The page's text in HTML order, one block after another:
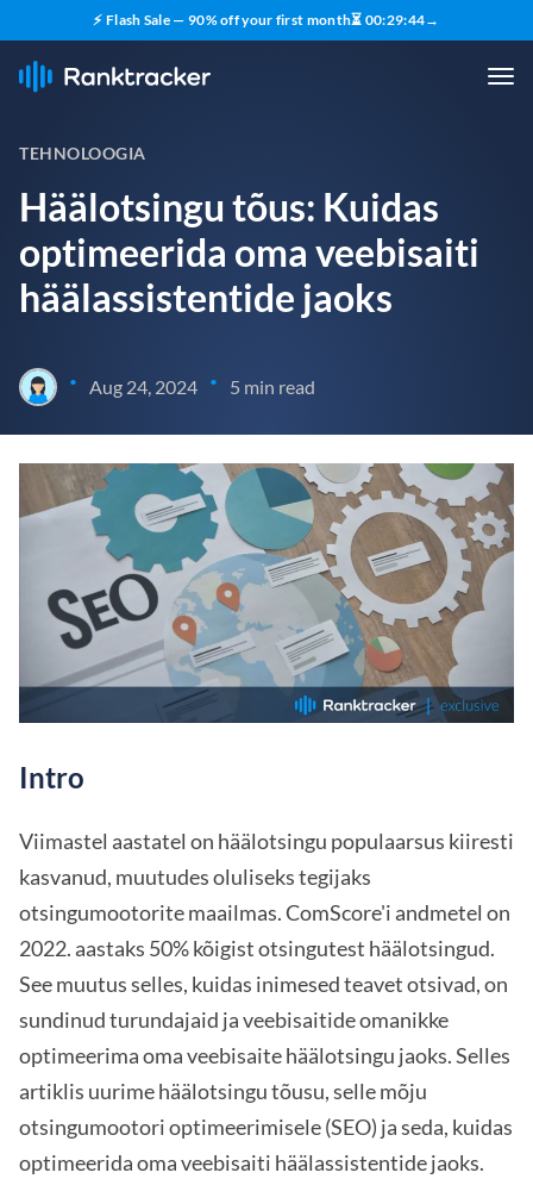
⚡ Flash Sale — 90% off your first month⏳ 00:29:43→
TEHNOLOOGIA
Häälotsingu tõus: Kuidas
optimeerida oma veebisaiti
häälassistentide jaoks
• Aug 24, 2024 • 5 min read
Intro
Viimastel aastatel on häälotsingu populaarsus kiiresti
kasvanud, muutudes oluliseks tegijaks
otsingumootorite maailmas. ComScore'i andmetel on
2022. aastaks 50% kõigist otsingutest häälotsingud.
See muutus selles, kuidas inimesed teavet otsivad, on
sundinud turundajaid ja veebisaitide omanikke
optimeerima oma veebisaite häälotsingu jaoks. Selles
artiklis uurime häälotsingu tõusu, selle mõju
otsingumootori optimeerimisele (SEO) ja seda, kuidas
optimeerida oma veebisaiti häälassistentide jaoks.